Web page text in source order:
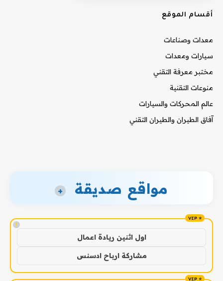
أقسام الموقع
معدات وصناعات
سيارات ومعدات
مختبر معرفة التقني
منوعات التقنية
عالم المحركات والسيارات
آفاق الطيران والطيران التقني
مواقع صديقة +
!
اول اثنين ريادة اعمال
مشاركة ارباح ادسنس